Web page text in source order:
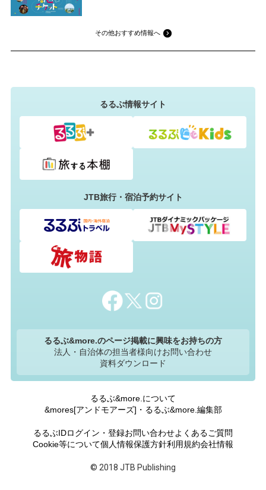
その他おすすめ情報へ
るるぶ情報サイト
JTB旅行・宿泊予約サイト
るるぶ&more.のページ掲載に興味をお持ちの方
法人・自治体の担当者様向けお問い合わせ
資料ダウンロード
るるぶ&more.について
&mores[アンドモアーズ]・るるぶ&more.編集部
るるぶIDログイン・登録お問い合わせよくあるご質問
Cookie等について個人情報保護方針利用規約会社情報
© 2018 JTB Publishing